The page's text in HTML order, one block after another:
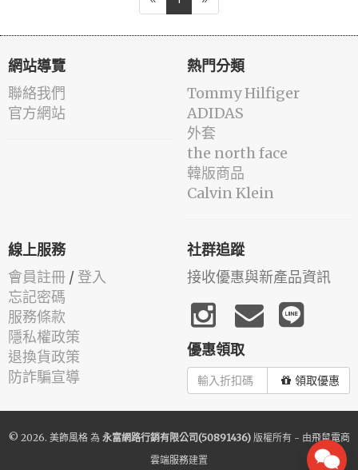
網站導覽
聯絡我們
官方網站
熱門分類
Tommy Hilfiger
ADIDAS
外套
the north face
韓版商品
Calvin Klein
線上服務
會員註冊 / 登入
忘記密碼
服務條款
隱私權政策
退換貨政策
防詐騙宣導
社群追蹤
接收優惠與新產品資訊
優惠領取
領取優惠
© 2026. 美飾風格為 永富網路行銷有限公司(50891436)版權所有 - 由飛鼠電商
雲端服務建置